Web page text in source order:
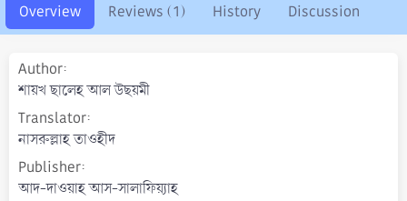
o
n
Overview Reviews (1) History Discussion
Author
শায়খ ছালেহ আল উছয়মী
Translator
নাসরুল্লাহ তাওহীদ
Publisher
আদ-দাওয়াহ আস-সালাফিয়্যাহ